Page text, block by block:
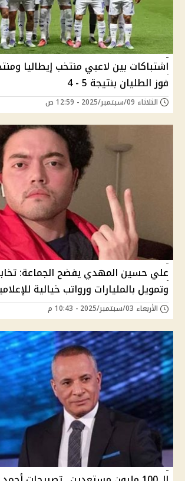
اشتباكات بين لاعبي منتخب إيطاليا
فوز الطليان بنتيجة 5 - 4
الثلاثاء 09/سبتمبر/2025 - 12:59 ص
علي حسين المهدي يفضح الجماعة:
وتمويل بالمليارات ورواتب خيالية
الأربعاء 03/سبتمبر/2025 - 10:43 م